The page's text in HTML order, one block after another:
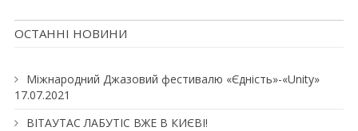
ОСТАННІ НОВИНИ
Міжнародний Джазовий фестивалю «Єдність»-«Unity»
17.07.2021
ВІТАУТАС ЛАБУТІС ВЖЕ В КИЄВІ!